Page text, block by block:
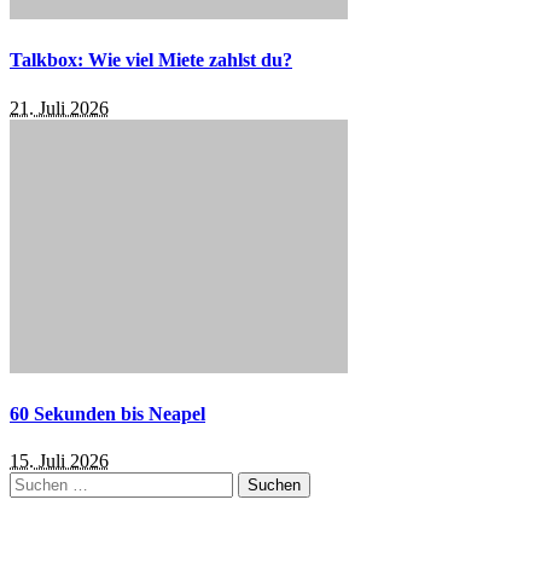
Talkbox: Wie viel Miete zahlst du?
21. Juli 2026
60 Sekunden bis Neapel
15. Juli 2026
Suchen
nach: